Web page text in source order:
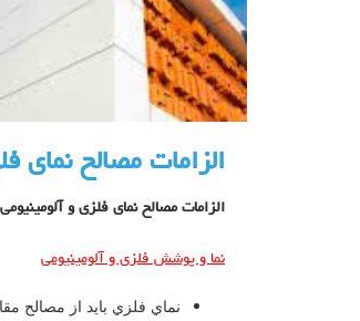
الزامات مصالح نمای
الزامات مصالح نمای فلزی و آلومینیومی
نما و پوشش فلزي و آلومینیومی
نماي فلزي باید از مصالح